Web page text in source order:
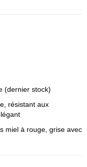
(dernier stock)
résistant aux
miel à rouge, grise avec